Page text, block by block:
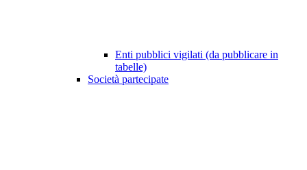
Enti pubblici vigilati (da pubblicare in
tabelle)
Società partecipate